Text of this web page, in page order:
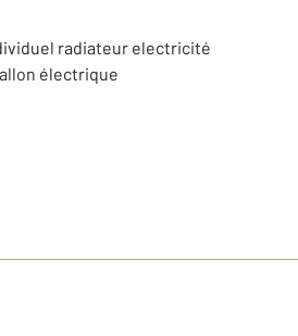
radiateur electricité
électrique